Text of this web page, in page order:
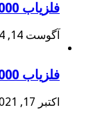
فلزیاب FULL SENSOR TURBO 18000
آگوست 14, 2024
فلزیاب FULL SENSOR TURBO 18000
اکتبر 17, 2021